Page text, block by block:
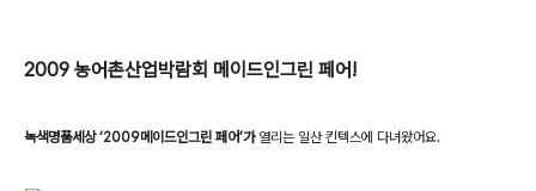
2009 농어촌산업박람회 메이드인그린 페어!
녹색명품세상 ‘2009메이드인그린 페어’가 열리는 일산 킨텍스에 다녀왔어요.